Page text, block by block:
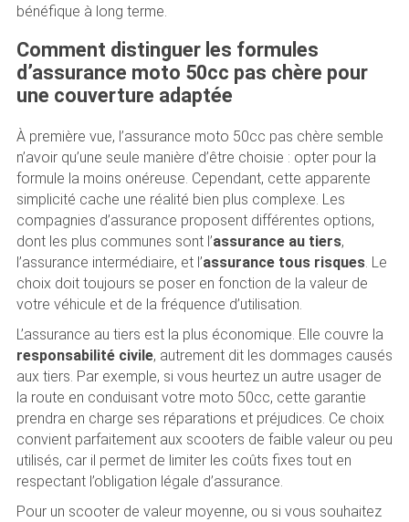
bénéfique à long terme.
Comment distinguer les formules
d’assurance moto 50cc pas chère pour
une couverture adaptée
À première vue, l’assurance moto 50cc pas chère semble
n’avoir qu’une seule manière d’être choisie : opter pour la
formule la moins onéreuse. Cependant, cette apparente
simplicité cache une réalité bien plus complexe. Les
compagnies d’assurance proposent différentes options,
dont les plus communes sont l’assurance au tiers,
l’assurance intermédiaire, et l’assurance tous risques. Le
choix doit toujours se poser en fonction de la valeur de
votre véhicule et de la fréquence d’utilisation.
L’assurance au tiers est la plus économique. Elle couvre la
responsabilité civile, autrement dit les dommages causés
aux tiers. Par exemple, si vous heurtez un autre usager de
la route en conduisant votre moto 50cc, cette garantie
prendra en charge ses réparations et préjudices. Ce choix
convient parfaitement aux scooters de faible valeur ou peu
utilisés, car il permet de limiter les coûts fixes tout en
respectant l’obligation légale d’assurance.
Pour un scooter de valeur moyenne, ou si vous souhaitez